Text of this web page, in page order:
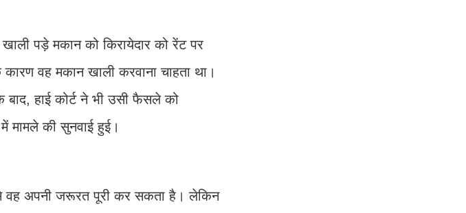
पड़े मकान को किरायेदार को रेंट पर
वह मकान खाली करवाना चाहता था।
बाद, हाई कोर्ट ने भी उसी फैसले को
मामले की सुनवाई हुई।
वह अपनी जरूरत पूरी कर सकता है। लेकिन